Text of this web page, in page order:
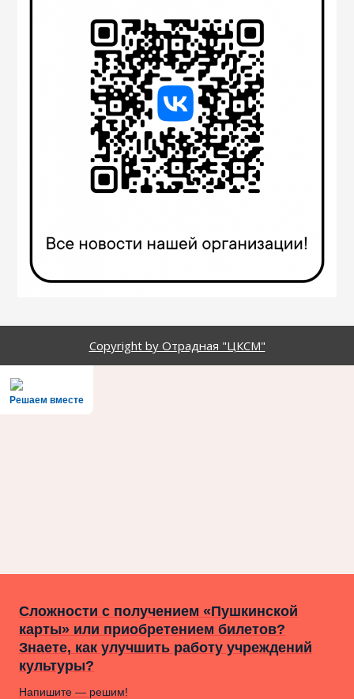
Copyright by Отрадная "ЦКСМ"
Решаем вместе
Сложности с получением «Пушкинской
карты» или приобретением билетов?
Знаете, как улучшить работу учреждений
культуры?
Напишите — решим!